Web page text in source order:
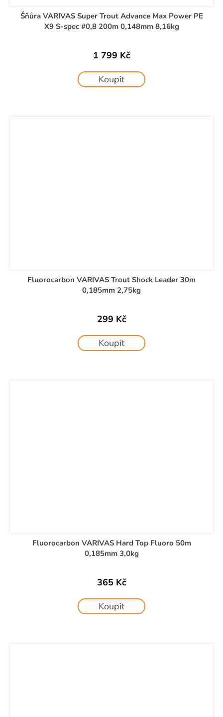
Šňůra VARIVAS Super Trout Advance Max Power PE
X9 S-spec #0,8 200m 0,148mm 8,16kg
1 799 Kč
Koupit
Fluorocarbon VARIVAS Trout Shock Leader 30m
0,185mm 2,75kg
299 Kč
Koupit
Fluorocarbon VARIVAS Hard Top Fluoro 50m
0,185mm 3,0kg
365 Kč
Koupit